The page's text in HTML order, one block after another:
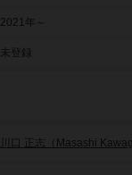
2021年～
未登録
川口 正志（Masashi